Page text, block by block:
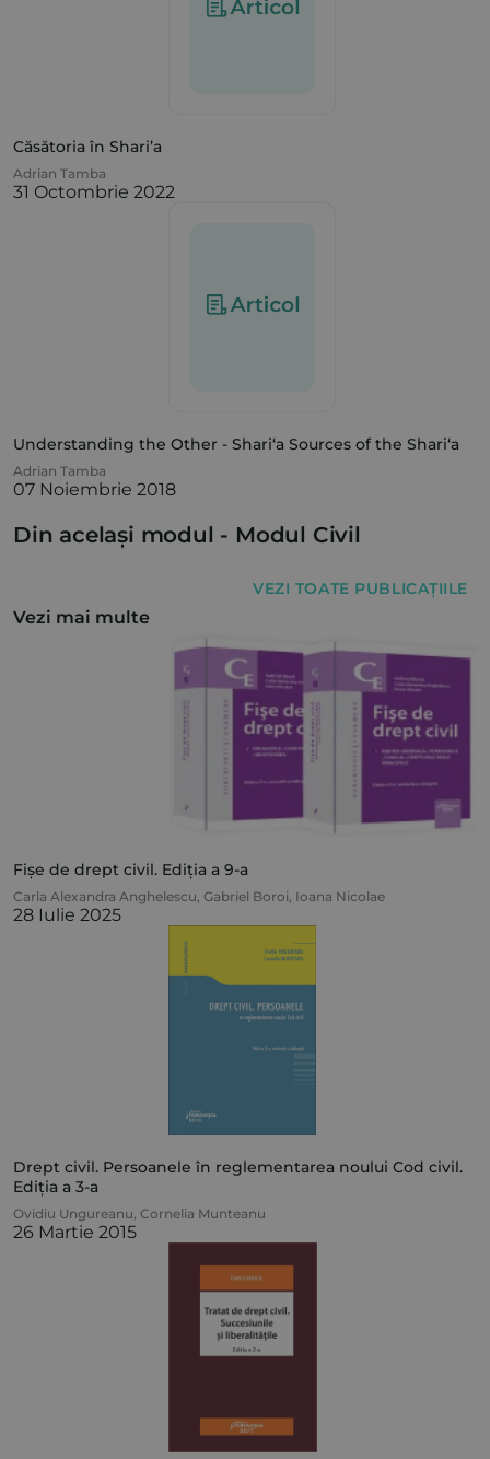
Căsătoria în Shari’a
Adrian Tamba
31 Octombrie 2022
Understanding the Other - Shari‘a Sources of the Shari‘a
Adrian Tamba
07 Noiembrie 2018
Din același modul - Modul Civil
VEZI TOATE PUBLICAȚIILE
Vezi mai multe
Fișe de drept civil. Ediția a 9-a
Carla Alexandra Anghelescu, Gabriel Boroi, Ioana Nicolae
28 Iulie 2025
Drept civil. Persoanele în reglementarea noului Cod civil.
Ediția a 3-a
Ovidiu Ungureanu, Cornelia Munteanu
26 Martie 2015